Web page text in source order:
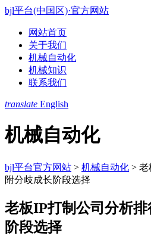
bjl平台(中国区)·官方网站
网站首页
关于我们
机械自动化
机械知识
联系我们
translate English
机械自动化
bjl平台官方网站 > 机械自动化 > 老
附分歧成长阶段选择
老板IP打制公司分析
阶段选择